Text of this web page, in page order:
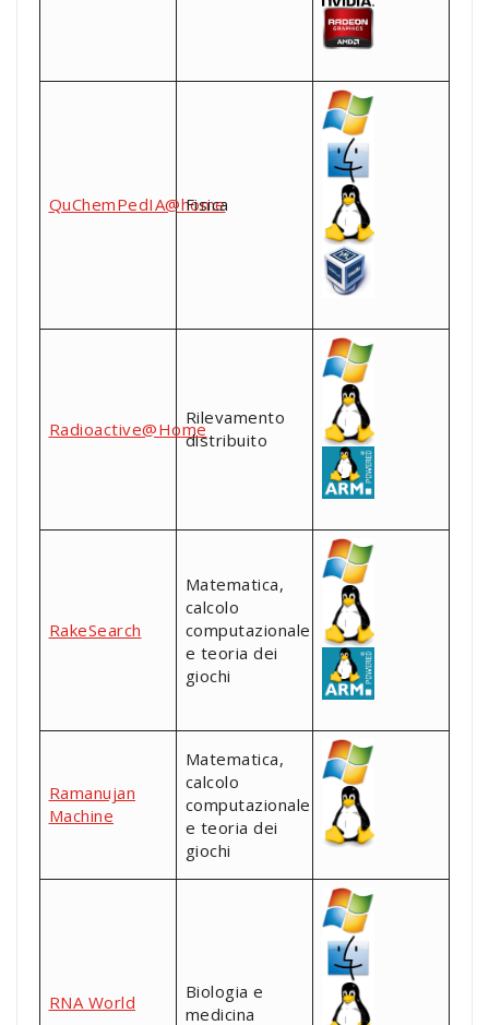
QuChemPedIA@home
Fisica
Radioactive@Home
Rilevamento
distribuito
RakeSearch
Matematica,
calcolo
computazionale
e teoria dei
giochi
Ramanujan
Machine
Matematica,
calcolo
computazionale
e teoria dei
giochi
RNA World
Biologia e
medicina